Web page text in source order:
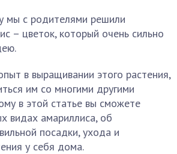
мы с родителями решили
– цветок, который очень сильно
в выращивании этого растения,
им со многими другими
в этой статье вы сможете
видах амариллиса, об
посадки, ухода и
у себя дома.